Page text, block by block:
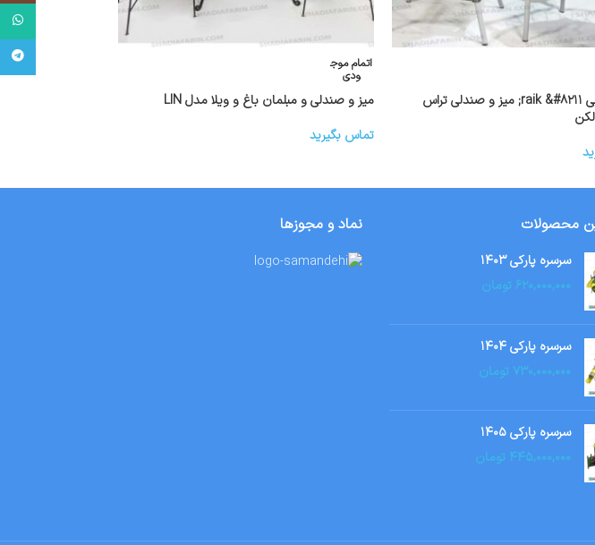
مبلمان باغی raik &#۸۲۱۱; میز و صندلی تراس
اتمام موج
ودی
میز و صندلی و مبلمان باغ و ویلا مدل LIN
تماس بگیرید
محصولات
سرسره پارکی ۱۴۰۳
۶۲۰,۰۰۰,۰۰۰ تومان
سرسره پارکی ۱۴۰۴
۷۳۰,۰۰۰,۰۰۰ تومان
سرسره پارکی ۱۴۰۵
۴۴۵,۰۰۰,۰۰۰ تومان
نماد و مجوزها
واتساپ
تلگرام